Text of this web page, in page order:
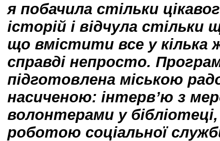
я побачила стільки
історій і відчула стільки
що вмістити все у кілька
справді непросто.
підготовлена міською
насиченою: інтерв’ю з
волонтерами у
роботою соціальної